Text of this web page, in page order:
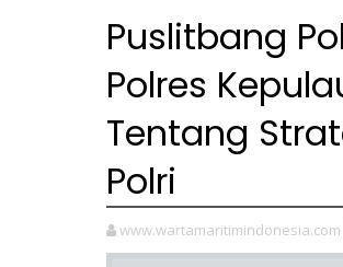
Puslitbang
Polres
Tentang
Polri
www.wartamaritimindonesia.com